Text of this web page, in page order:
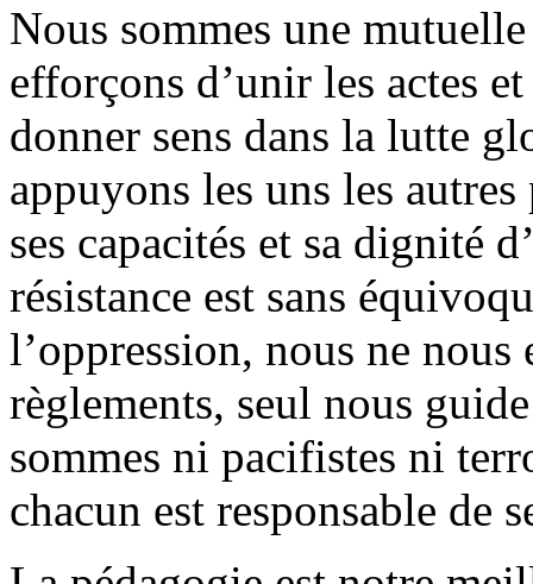
Nous sommes une
efforçons d’unir les actes
donner sens dans la lutte
appuyons les uns les
ses capacités et sa dignité
résistance est sans
l’oppression, nous ne nous
règlements, seul nous
sommes ni pacifistes ni
chacun est responsable de